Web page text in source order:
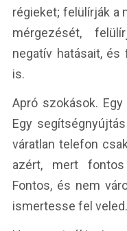
régieket; felülírják a
mérgezését,
negatív hatásait,
is.
Apró szokások.
Egy
váratlan telefon
azért, mert
Fontos, és nem
ismertesse fel veled.